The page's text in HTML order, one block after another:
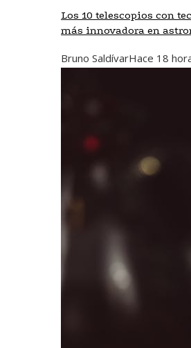
Los 10 telescopios con
más innovadora en
Bruno SaldívarHace 18